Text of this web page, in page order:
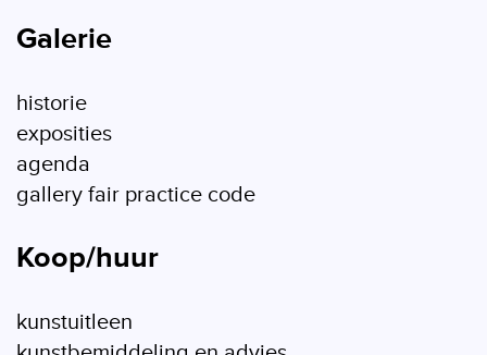
Galerie
historie
exposities
agenda
gallery fair practice code
Koop/huur
kunstuitleen